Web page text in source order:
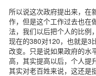
所以说这次政府提出来，在
作，但是这个工作过去也在
法，我们以后把个人的比例
现在的380对120，也就是3
改变。只是说如果政府的水
高，其实提高以后，个人提
其实对老百姓来说，这还是